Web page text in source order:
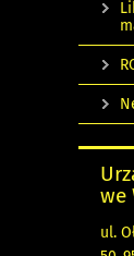
we
ul.